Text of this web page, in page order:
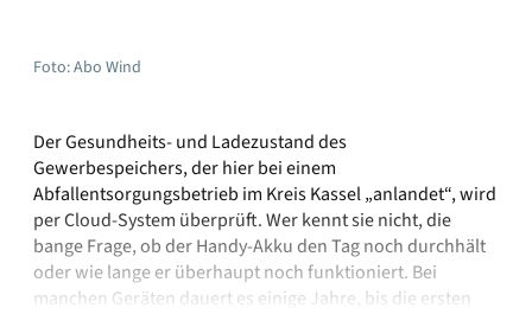
Foto: Abo Wind
Der Gesundheits- und Ladezustand des
Gewerbespeichers, der hier bei einem
Abfallentsorgungsbetrieb im Kreis Kassel „anlandet“, wird
per Cloud-System überprüft. Wer kennt sie nicht, die
bange Frage, ob der Handy-Akku den Tag noch durchhält
oder wie lange er überhaupt noch funktioniert. Bei
manchen Geräten dauert es einige Jahre, bis die ersten